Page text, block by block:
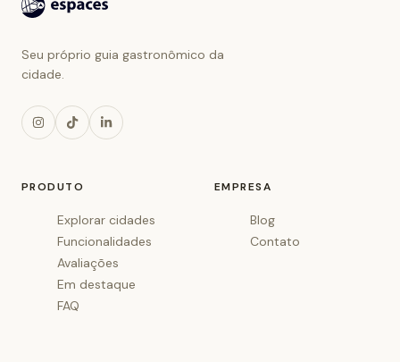
Seu próprio guia gastronômico da
cidade.
PRODUTO
Explorar cidades
Funcionalidades
Avaliações
Em destaque
FAQ
EMPRESA
Blog
Contato